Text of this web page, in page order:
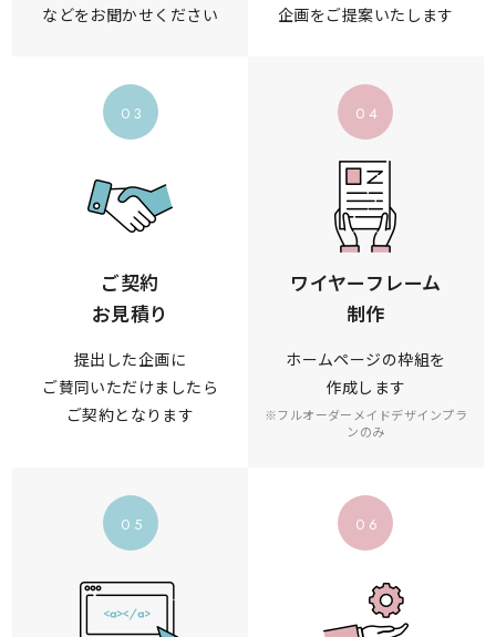
などをお聞かせください
企画をご提案いたします
03
ご契約
お見積り
提出した企画に
ご賛同いただけましたら
ご契約となります
04
ワイヤーフレーム
制作
ホームページの枠組を
作成します
※フルオーダーメイドデザインプラ
ンのみ
05 06